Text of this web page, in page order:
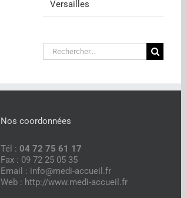
Versailles
Rechercher:
Nos coordonnées
Tél :04 72 75 61 17
Fax : 09 72 25 05 35
Email : info@medi-accueil.fr
Web : http://www.medi-accueil.fr